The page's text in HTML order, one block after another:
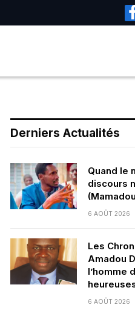
Derniers Actualités
Quand le
discours
6 AOÛT 2026
Les
Amadou
l’homme
6 AOÛT 2026